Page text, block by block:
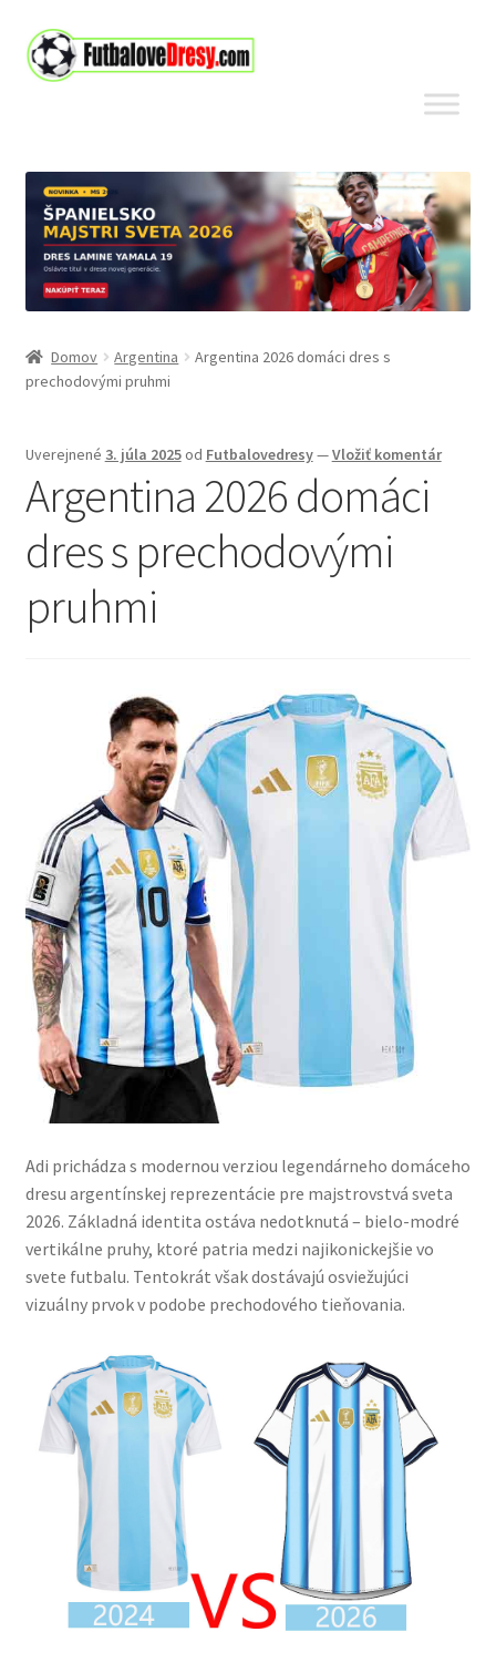
Preskočiť
na
Preskočiť
na
Domov Argentina
Argentina 2026 domáci dres s
prechodovými pruhmi
Uverejnené 3. júla 2025od Futbalovedresy—Vložiť komentár
Argentina 2026 domáci
dres s prechodovými
pruhmi
Adi prichádza s modernou verziou legendárneho domáceho
dresu argentínskej reprezentácie pre majstrovstvá sveta
2026. Základná identita ostáva nedotknutá – bielo-modré
vertikálne pruhy, ktoré patria medzi najikonickejšie vo
svete futbalu. Tentokrát však dostávajú osviežujúci
vizuálny prvok v podobe prechodového tieňovania.